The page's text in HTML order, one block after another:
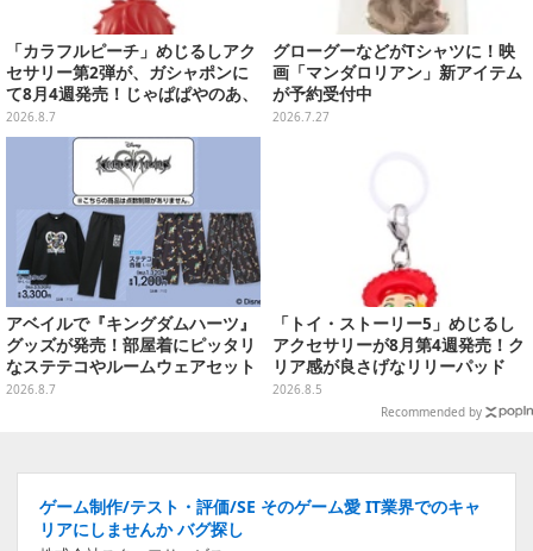
「カラフルピーチ」めじるしアク
セサリー第2弾が、ガシャポンに
て8月4週発売！じゃぱぱやのあ、
シヴァたちメンバー11名分ライン
ナップ
2026.8.7
グローグーなどがTシャツに！映
画「マンダロリアン」新アイテム
が予約受付中
2026.7.27
アベイルで『キングダムハーツ』
グッズが発売！部屋着にピッタリ
なステテコやルームウェアセット
2026.8.7
「トイ・ストーリー5」めじるし
アクセサリーが8月第4週発売！ク
リア感が良さげなリリーパッド
や、ジェシーなど全5種ラインナ
2026.8.5
Recommended by
ゲーム制作/テスト・評価/SE そのゲーム愛 IT業界でのキャ
リアにしませんか バグ探し